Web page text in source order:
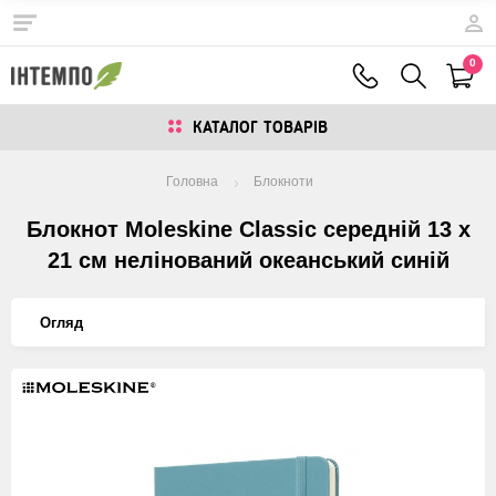
0
КАТАЛОГ ТОВАРIВ
Головна Блокноти
Блокнот Moleskine Classic середній 13 x
21 см нелінований океанський синій
Огляд
Изображения